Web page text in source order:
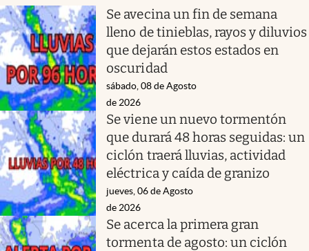
Se avecina un fin de semana
lleno de tinieblas, rayos y diluvios
que dejarán estos estados en
oscuridad
sábado, 08 de Agosto
de 2026
Se viene un nuevo tormentón
que durará 48 horas seguidas: un
ciclón traerá lluvias, actividad
eléctrica y caída de granizo
jueves, 06 de Agosto
de 2026
Se acerca la primera gran
tormenta de agosto: un ciclón